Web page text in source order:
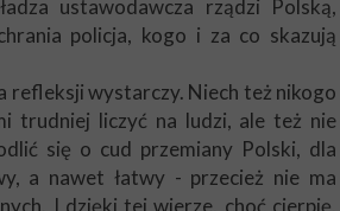
ustawodawcza rządzi Polską,
policja, kogo i za co skazują
refleksji wystarczy. Niech też nikogo
trudniej liczyć na ludzi, ale też nie
się o cud przemiany Polski, dla
a nawet łatwy - przecież nie ma
I dzięki tej wierze, choć cierpię,